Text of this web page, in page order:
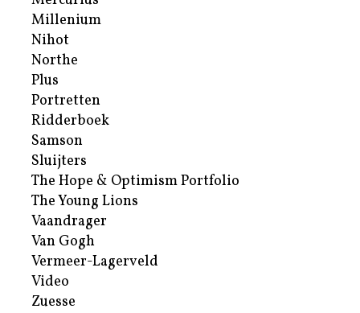
Millenium
Nihot
Northe
Plus
Portretten
Ridderboek
Samson
Sluijters
The Hope & Optimism Portfolio
The Young Lions
Vaandrager
Van Gogh
Vermeer-Lagerveld
Video
Zuesse